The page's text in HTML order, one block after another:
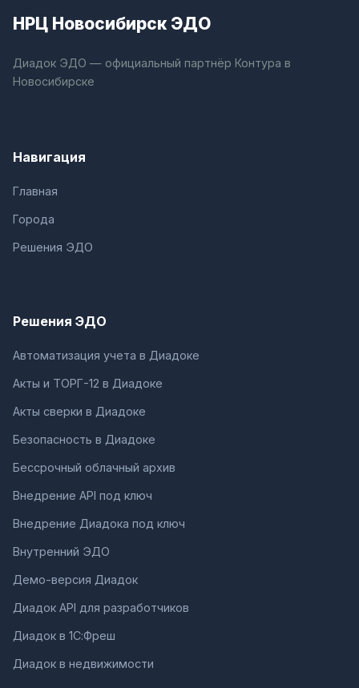
НРЦ Новосибирск ЭДО
Диадок ЭДО — официальный партнёр Контура в
Новосибирске
Навигация
Главная
Города
Решения ЭДО
Решения ЭДО
Автоматизация учета в Диадоке
Акты и ТОРГ-12 в Диадоке
Акты сверки в Диадоке
Безопасность в Диадоке
Бессрочный облачный архив
Внедрение API под ключ
Внедрение Диадока под ключ
Внутренний ЭДО
Демо-версия Диадок
Диадок API для разработчиков
Диадок в 1С:Фреш
Диадок в недвижимости